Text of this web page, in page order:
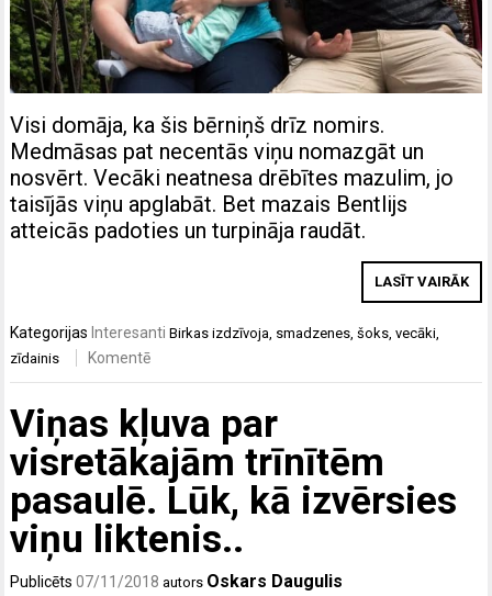
Visi domāja, ka šis bērniņš drīz nomirs.
Medmāsas pat necentās viņu nomazgāt un
nosvērt. Vecāki neatnesa drēbītes mazulim, jo
taisījās viņu apglabāt. Bet mazais Bentlijs
atteicās padoties un turpināja raudāt.
LASĪT VAIRĀK
Kategorijas Interesanti Birkasizdzīvoja, smadzenes,šoks,vecāki,
zīdainis
Komentē
Viņas kļuva par
visretākajām trīnītēm
pasaulē. Lūk, kā izvērsies
viņu liktenis..
Publicēts07/11/2018 autors Oskars Daugulis